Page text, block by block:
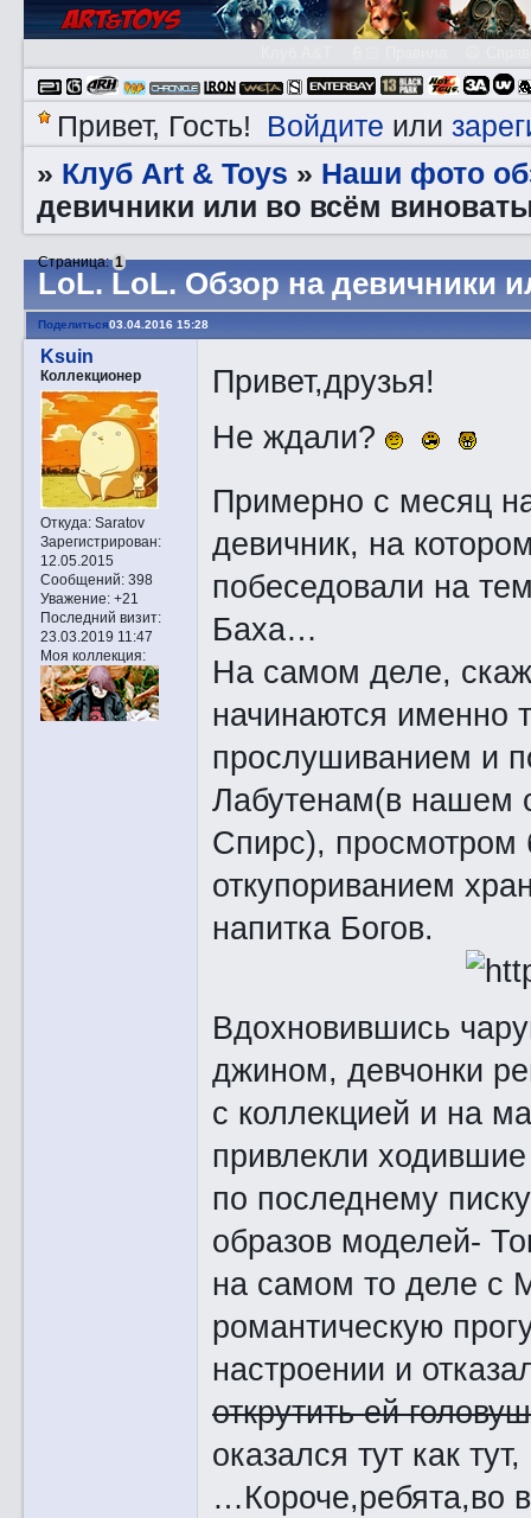
Привет, Гость! Войдите или
» Клуб Art & Toys » Наши фото
девичники или во всём
LоL. LоL. Обзор на девичники
Страница:1
Поделиться03.04.2016 15:28
Ksuin
Коллекционер
Откуда:Saratov
Зарегистрирован:
12.05.2015
Сообщений:398
Уважение: +21
Последний визит:
23.03.2019 11:47
Моя коллекция:
Привет,друзья!
Не ждали?
Примерно с месяц
девичник, на
побеседовали на
Баха…
На самом деле,
начинаются именно
прослушиванием и
Лабутенам(в нашем
Спирс), просмотром
откупориванием
напитка Богов.
Вдохновившись
джином, девчонки
с коллекцией и на
привлекли
по последнему
образов моделей-
на самом то деле с
романтическую
настроении и
открутить ей
оказался тут как
…Короче,ребята,во